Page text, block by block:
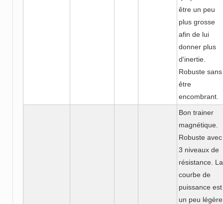
être un peu
plus grosse
afin de lui
donner plus
d'inertie.
Robuste sans
être
encombrant.
Bon trainer
magnétique.
Robuste avec
3 niveaux de
résistance. La
courbe de
puissance est
un peu